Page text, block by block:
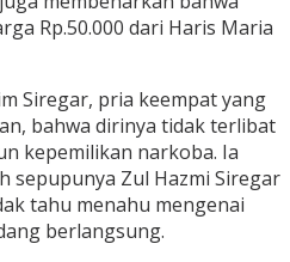
Rp.50.000 dari Haris Maria
Siregar, pria keempat yang
bahwa dirinya tidak terlibat
kepemilikan narkoba. Ia
sepupunya Zul Hazmi Siregar
tahu menahu mengenai
berlangsung.